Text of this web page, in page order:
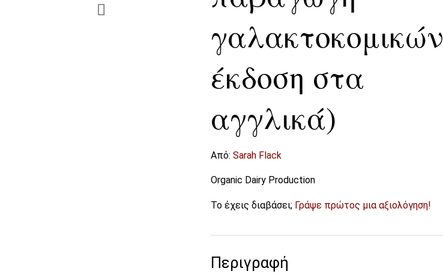
έκδοση στα
αγγλικά)
Από: Sarah Flack
Organic Dairy Production
Το έχεις διαβάσει; Γράψε πρώτος μια αξιολόγηση!
Περιγραφή